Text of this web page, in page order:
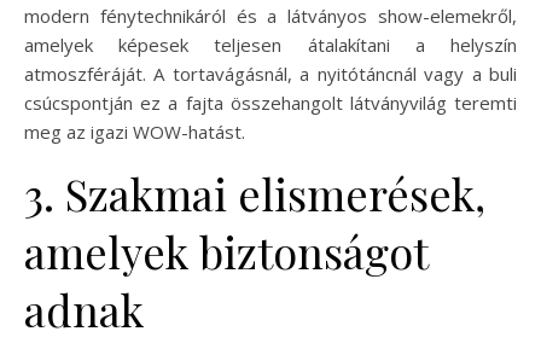
modern fénytechnikáról és a látványos show-elemekről,
amelyek képesek teljesen átalakítani a helyszín
atmoszféráját. A tortavágásnál, a nyitótáncnál vagy a buli
csúcspontján ez a fajta összehangolt látványvilág teremti
meg az igazi WOW-hatást.
3. Szakmai elismerések,
amelyek biztonságot
adnak